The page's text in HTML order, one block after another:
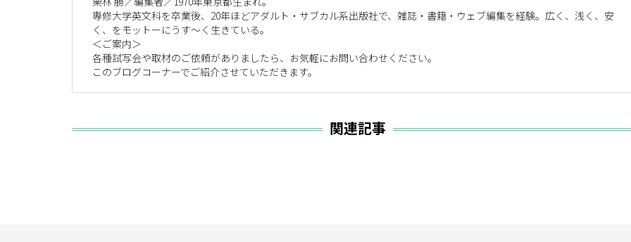
専修大学英文科を卒業後、20年ほどアダルト・サブカル系出版社で、雑誌・書籍・ウェブ編集を経験。広く、浅く、安
く、をモットーにうす〜く生きている。
＜ご案内＞
各種試写会や取材のご依頼がありましたら、お気軽にお問い合わせください。
このブログコーナーでご紹介させていただきます。
関連記事